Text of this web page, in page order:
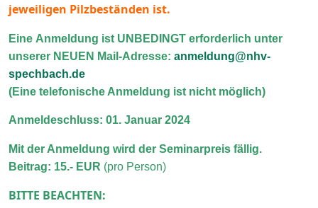
jeweiligen Pilzbeständen ist.
Eine Anmeldung ist UNBEDINGT erforderlich unter
unserer NEUEN Mail-Adresse: anmeldung@nhv-
spechbach.de
(Eine telefonische Anmeldung ist nicht möglich)
Anmeldeschluss: 01. Januar 2024
Mit der Anmeldung wird der Seminarpreis fällig.
Beitrag: 15.- EUR (pro Person)
BITTE BEACHTEN: